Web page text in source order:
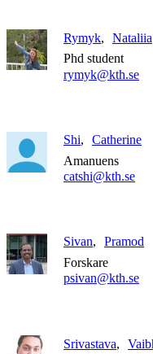
Rymyk
Nataliia
Phd student
rymyk@kth.se
Shi
Catherine
Amanuens
catshi@kth.se
Sivan
Pramod
Forskare
psivan@kth.se
Srivastava